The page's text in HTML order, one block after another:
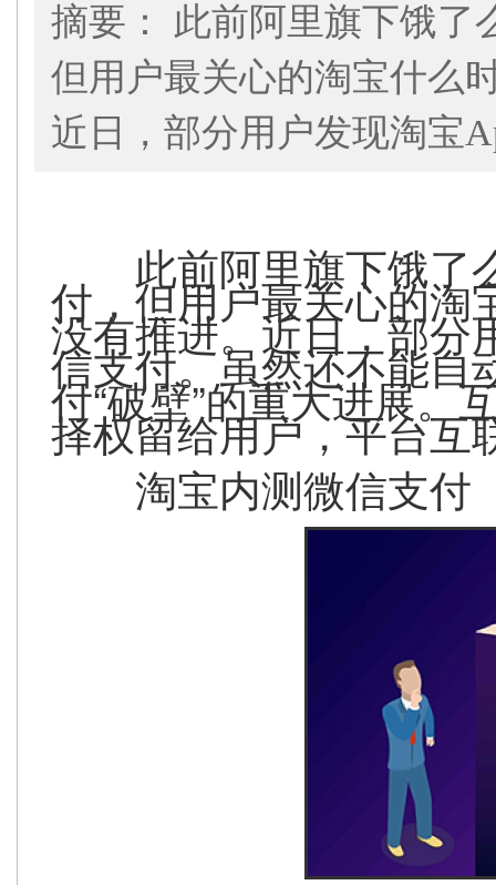
摘要： 此前阿里旗下饿了
但用户最关心的淘宝什么
近日，部分用户发现淘宝
此前阿里旗下饿了
付，但用户最关心的淘
没有推进。近日，部分
信支付。虽然还不能自
付“破壁”的重大进展。
择权留给用户，平台互
淘宝内测微信支付